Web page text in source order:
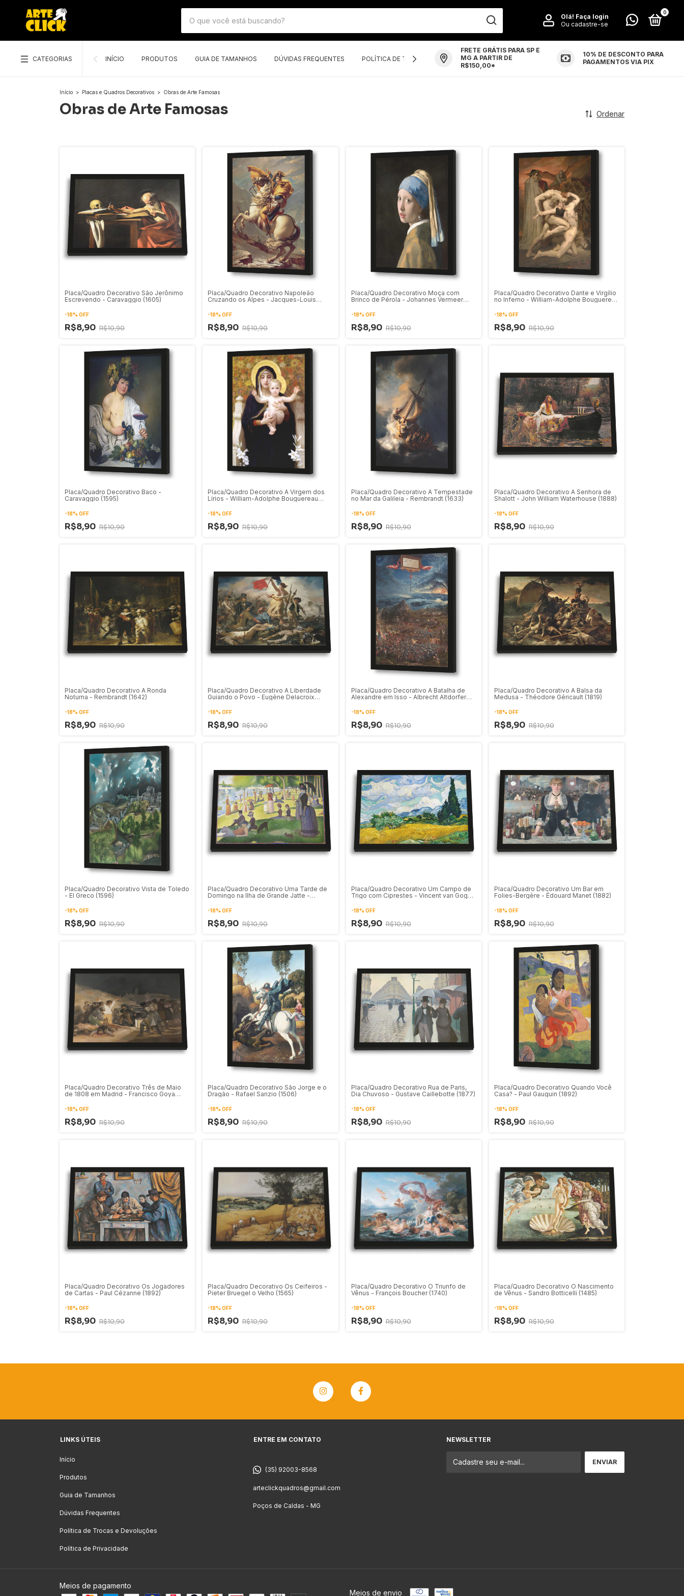
Olá! Faça login
Ou cadastre-se
0
CATEGORIAS INÍCIO PRODUTOS GUIA DE TAMANHOS DÚVIDAS FREQUENTES POLÍTICA DE TROCAS E DEVOLUÇÕES CONTATO
FRETE GRÁTIS PARA SP E
MG A PARTIR DE
R$150,00*
10% DE DESCONTO PARA
PAGAMENTOS VIA PIX
Início > Placas e Quadros Decorativos > Obras de Arte Famosas
Obras de Arte Famosas Ordenar
Placa/Quadro Decorativo São Jerônimo
Escrevendo - Caravaggio (1605)
-18% OFF
R$8,90 R$10,90
Placa/Quadro Decorativo Napoleão
Cruzando os Alpes - Jacques-Louis
-18%OFF
R$8,90 R$10,90
Placa/Quadro Decorativo Moça com
Brinco de Pérola - Johannes Vermeer
-18% OFF
R$8,90 R$10,90
Placa/Quadro Decorativo Dante e Virgílio
no Inferno - William-Adolphe Bouguereau
-18% OFF
R$8,90 R$10,90
Placa/Quadro Decorativo Baco -
Caravaggio (1595)
-18% OFF
R$8,90 R$10,90
Placa/Quadro Decorativo A Virgem dos
Lírios - William-Adolphe Bouguereau
-18%OFF
R$8,90 R$10,90
Placa/Quadro Decorativo A Tempestade
no Mar da Galileia - Rembrandt (1633)
-18% OFF
R$8,90 R$10,90
Placa/Quadro Decorativo A Senhora de
Shalott - John William Waterhouse (1888)
-18% OFF
R$8,90 R$10,90
Placa/Quadro Decorativo A Ronda
Noturna - Rembrandt (1642)
-18% OFF
R$8,90 R$10,90
Placa/Quadro Decorativo A Liberdade
Guiando o Povo - Eugène Delacroix
-18%OFF
R$8,90 R$10,90
Placa/Quadro Decorativo A Batalha de
Alexandre em Isso - Albrecht Altdorfer
-18% OFF
R$8,90 R$10,90
Placa/Quadro Decorativo A Balsa da
Medusa - Théodore Géricault (1819)
-18% OFF
R$8,90 R$10,90
Placa/Quadro Decorativo Vista de Toledo
- El Greco (1596)
-18% OFF
R$8,90 R$10,90
Placa/Quadro Decorativo Uma Tarde de
Domingo na Ilha de Grande Jatte -
-18%OFF
R$8,90 R$10,90
Placa/Quadro Decorativo Um Campo de
Trigo com Ciprestes - Vincent van Gogh
-18% OFF
R$8,90 R$10,90
Placa/Quadro Decorativo Um Bar em
Folies-Bergère - Édouard Manet (1882)
-18% OFF
R$8,90 R$10,90
Placa/Quadro Decorativo Três de Maio
de 1808 em Madrid - Francisco Goya
-18% OFF
R$8,90 R$10,90
Placa/Quadro Decorativo São Jorge e o
Dragão - Rafael Sanzio (1506)
-18%OFF
R$8,90 R$10,90
Placa/Quadro Decorativo Rua de Paris,
Dia Chuvoso - Gustave Caillebotte (1877)
-18% OFF
R$8,90 R$10,90
Placa/Quadro Decorativo Quando Você
Casa? - Paul Gauguin (1892)
-18% OFF
R$8,90 R$10,90
Placa/Quadro Decorativo Os Jogadores
de Cartas - Paul Cézanne (1892)
-18% OFF
R$8,90 R$10,90
Placa/Quadro Decorativo Os Ceifeiros -
Pieter Bruegel o Velho (1565)
-18%OFF
R$8,90 R$10,90
Placa/Quadro Decorativo O Triunfo de
Vênus - François Boucher (1740)
-18% OFF
R$8,90 R$10,90
Placa/Quadro Decorativo O Nascimento
de Vênus - Sandro Botticelli (1485)
-18% OFF
R$8,90 R$10,90
LINKS ÚTEIS
Início
Produtos
Guia de Tamanhos
Dúvidas Frequentes
Política de Trocas e Devoluções
Política de Privacidade
ENTRE EM CONTATO
(35) 92003-8568
arteclickquadros@gmail.com
Poços de Caldas - MG
NEWSLETTER
Meios de pagamento
Meios de envio